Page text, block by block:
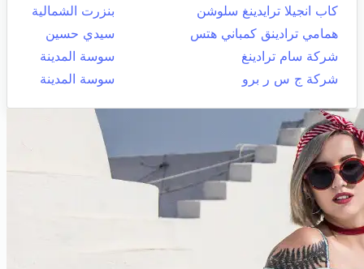
كاب انجيلا ترايدينغ سلوشن
بنزرت الشمالية
همامي ترادينق كمباني هتس
سيدي حسين
شركة سام ترادينغ
سوسة المدينة
شركة ج س ر برو
سوسة المدينة